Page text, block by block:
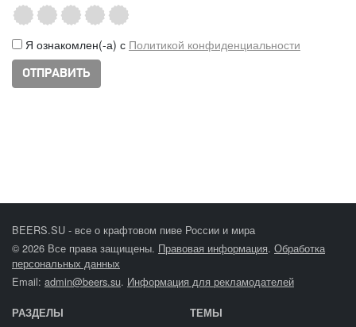
Я ознакомлен(-а) с Политикой конфиденциальности
BEERS.SU - все о крафтовом пиве России и мира
© 2026 Все права защищены. Правовая информация. Обработка
персональных данных
Email: admin@beers.su. Информация для рекламодателей
РАЗДЕЛЫ ТЕМЫ